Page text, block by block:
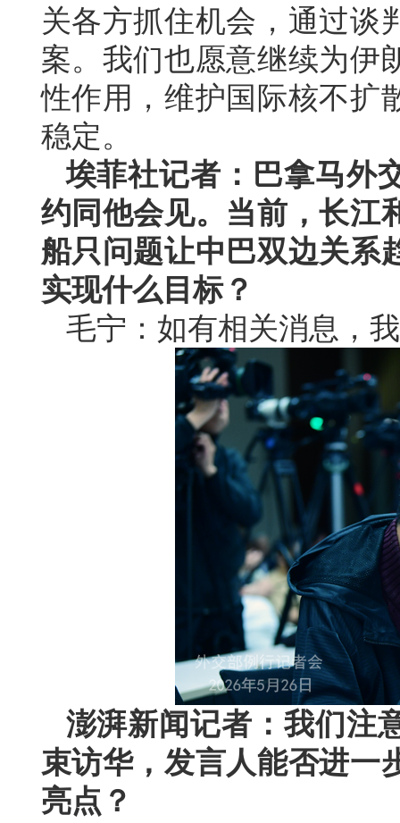
关各方抓住机会，通过谈
案。我们也愿意继续为伊
性作用，维护国际核不扩
稳定。
埃菲社记者：巴拿马外
约同他会见。当前，长江
船只问题让中巴双边关系
实现什么目标？
毛宁：如有相关消息，
澎湃新闻记者：我们注
束访华，发言人能否进一
亮点？